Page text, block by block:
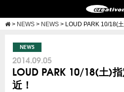
> NEWS > NEWS > LOUD PARK 10/18(
NEWS
2014.09.05
LOUD PARK 10/18(土)
近！